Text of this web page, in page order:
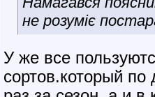
не розуміє
У же все
сортов.который